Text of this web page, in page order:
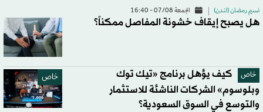
نسيم رمضان (لندن) الجمعة 07/08 - 16:40
هل يصبح إيقاف خشونة المفاصل ممكناً؟
خاص خاص
كيف يؤهل برنامج «تيك توك
وبلوسوم» الشركات الناشئة للاستثمار
والتوسع في السوق السعودية؟